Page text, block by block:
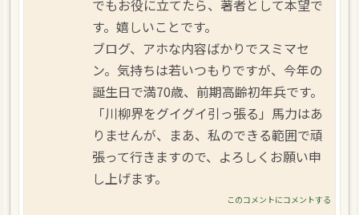
でもお役に立てたら、著者として本望で
す。嬉しいことです。
ブログ、アホな内容ばかりでスミマセ
ン。気持ちは若いつもりですが、今年の
誕生日で満70歳、前期高齢初年兵です。
「川柳界をグイグイ引っ張る」馬力はあ
りませんが、まあ、私のできる範囲で頑
張って行きますので、よろしくお願い申
し上げます。
このコメントにコメントする